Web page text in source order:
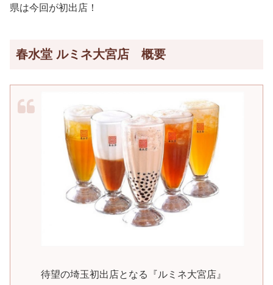
県は今回が初出店！
春水堂 ルミネ大宮店 概要
待望の埼玉初出店となる『ルミネ大宮店』